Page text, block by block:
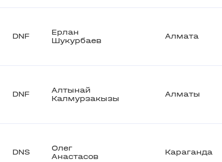
DNF
Ерлан
Шукурбаев
Алмата
DNF
Алтынай
Калмурзакызы
Алматы
DNS
Олег
Анастасов
Караганда